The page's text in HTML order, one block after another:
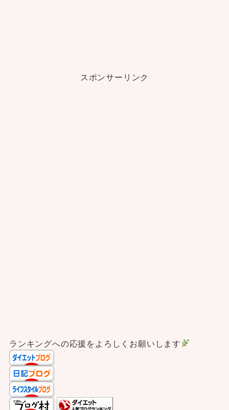
スポンサーリンク
ランキングへの応援をよろしくお願いします